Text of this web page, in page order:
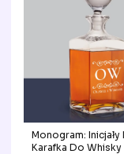
Monogram: Inicjały
Karafka Do Whisky